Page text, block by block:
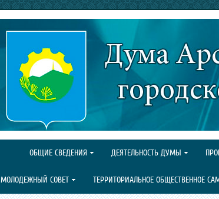
ОБЩИЕ СВЕДЕНИЯ ДЕЯТЕЛЬНОСТЬ ДУМЫ
МОЛОДЕЖНЫЙ СОВЕТ ТЕРРИТОРИАЛЬНОЕ ОБЩЕСТВЕННОЕ